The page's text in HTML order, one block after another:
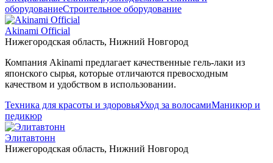
оборудованиеСтроительное оборудование
Akinami Official
Нижегородская область, Нижний Новгород
Компания Akinami предлагает качественные гель-лаки из
японского сырья, которые отличаются превосходным
качеством и удобством в использовании.
Техника для красоты и здоровьяУход за волосамиМаникюр и
педикюр
Элитавтонн
Нижегородская область, Нижний Новгород